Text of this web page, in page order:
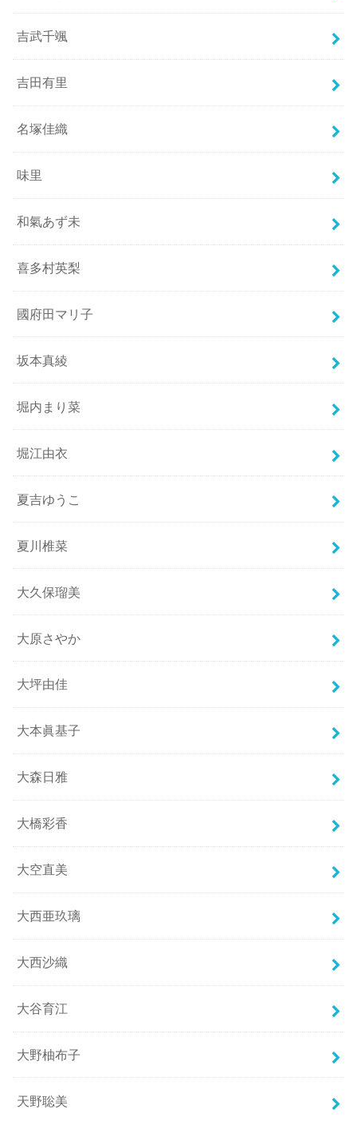
吉武千颯
吉田有里
名塚佳織
味里
和氣あず未
喜多村英梨
國府田マリ子
坂本真綾
堀内まり菜
堀江由衣
夏吉ゆうこ
夏川椎菜
大久保瑠美
大原さやか
大坪由佳
大本眞基子
大森日雅
大橋彩香
大空直美
大西亜玖璃
大西沙織
大谷育江
大野柚布子
天野聡美